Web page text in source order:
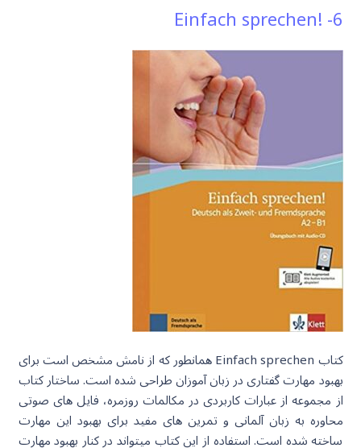
6- !Einfach sprechen
کتاب Einfach sprechen همانطور که از نامش مشخص است برای
بهبود مهارت گفتاری در زبان آموزان طراحی شده است. ساختار کتاب
از مجموعه از عبارات کاربردی در مکالمات روزمره، فایل های صوتی
محاوره به زبان آلمانی و تمرین های مفید برای بهبود این مهارت
ساخته شده است. استفاده از این کتاب میتواند در کنار بهبود مهارت